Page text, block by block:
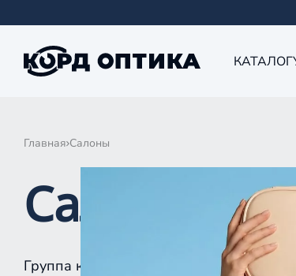
КАТАЛОГ
Главная Салоны
Салоны
Группа компаний «Корд Оптика» - это